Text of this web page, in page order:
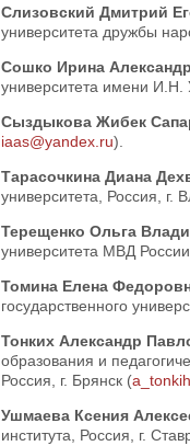
Слизовский Дмитрий
университета дружбы
Сошко Ирина
университета имени И.Н.
Сыздыкова Жибек
iaas@yandex.ru).
Тарасочкина Диана
университета, Россия, г.
Терещенко Ольга
университета МВД
Томина Елена
государственного
Тонких Александр
образования и
Россия, г. Брянск (
Ушмаева Ксения
института, Россия, г.